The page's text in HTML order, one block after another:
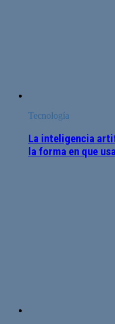
Tecnología
La inteligencia
la forma en que